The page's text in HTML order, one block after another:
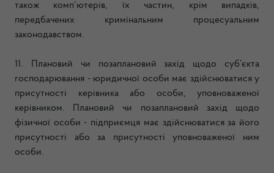
також комп’ютерів, їх частин, крім випадків,
передбачених кримінальним процесуальним
законодавством.
11. Плановий чи позаплановий захід щодо суб’єкта
господарювання - юридичної особи має здійснюватися у
присутності керівника або особи, уповноваженої
керівником. Плановий чи позаплановий захід щодо
фізичної особи - підприємця має здійснюватися за його
присутності або за присутності уповноваженої ним
особи.